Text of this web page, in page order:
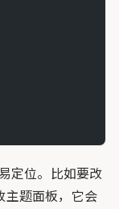
定位。比如要改
主题面板，它会